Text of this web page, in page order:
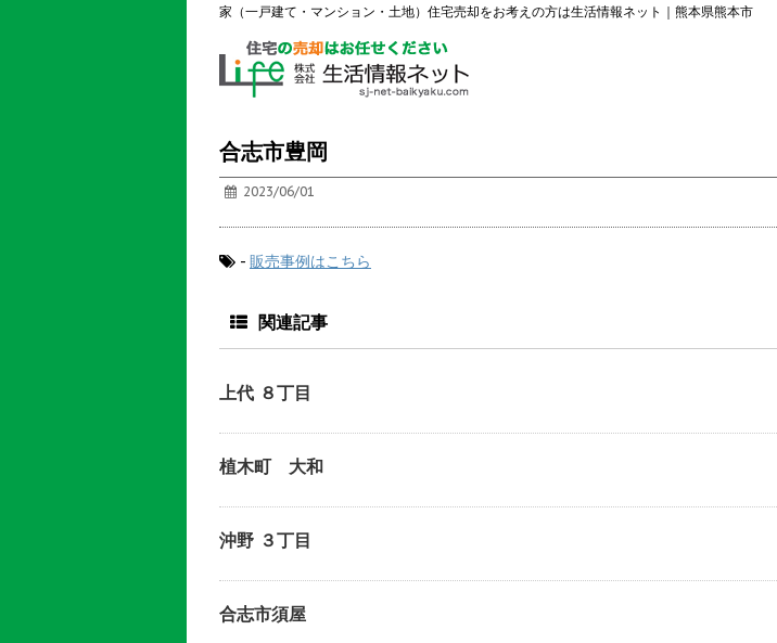
家（一戸建て・マンション・土地）住宅売却をお考えの方は生活情報ネット｜熊本県熊本市
合志市豊岡
2023/06/01
- 販売事例はこちら
関連記事
上代 ８丁目
植木町 大和
沖野 ３丁目
合志市須屋